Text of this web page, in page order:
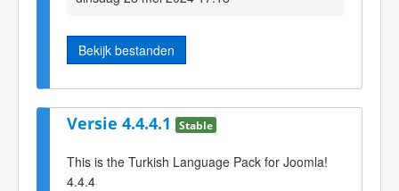
Bekijk bestanden
Versie 4.4.4.1 Stable
This is the Turkish Language Pack for Joomla!
4.4.4